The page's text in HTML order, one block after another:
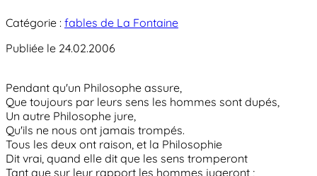
Catégorie : fables de La Fontaine
Publiée le 24.02.2006
Pendant qu'un Philosophe assure,
Que toujours par leurs sens les hommes sont dupés,
Un autre Philosophe jure,
Qu'ils ne nous ont jamais trompés.
Tous les deux ont raison, et la Philosophie
Dit vrai, quand elle dit que les sens tromperont
Tant que sur leur rapport les hommes jugeront ;